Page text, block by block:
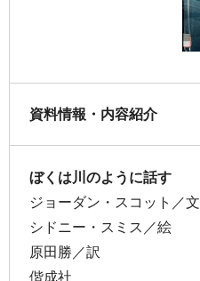
資料情報・内容紹介
ぼくは川のように話す
ジョーダン・スコット／文
シドニー・スミス／絵
原田勝／訳
偕成社